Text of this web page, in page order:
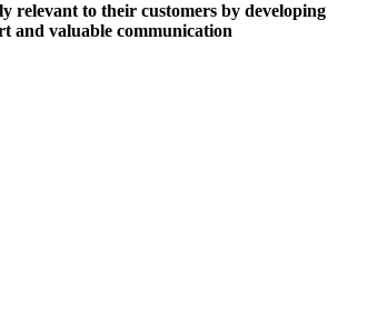
relevant to their customers by developing
and valuable communication